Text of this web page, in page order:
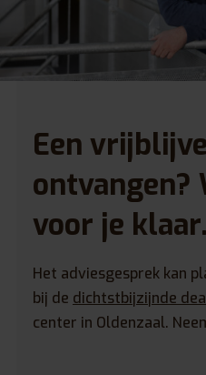
Een
ontvangen?
voor je klaar.
Het adviesgesprek kan
bij de dichtstbijzijnde
center in Oldenzaal.